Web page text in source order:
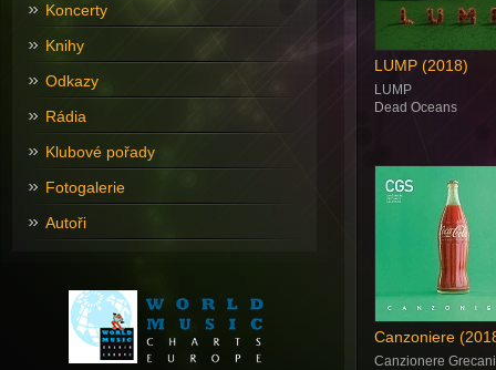
LUMP (2018)
LUMP
Dead Oceans
Canzoniere
Canzionere
Koncerty
Knihy
Odkazy
Rádia
Klubové pořady
Fotogalerie
Autoři